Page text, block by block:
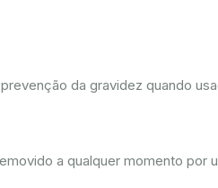
da gravidez quando
a qualquer momento por